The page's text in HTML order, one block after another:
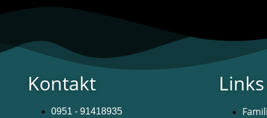
Kontakt
0951 - 91418935
Links